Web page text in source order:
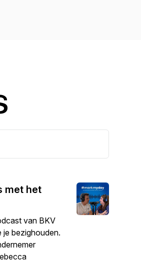
met het
van BKV
je bezighouden.